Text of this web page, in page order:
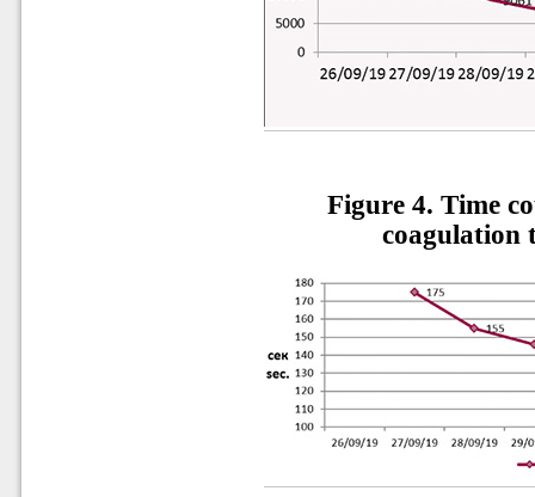
Figure 4.Time
coagulation